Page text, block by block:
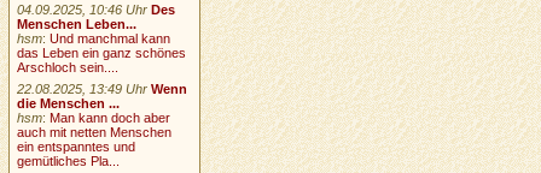
04.09.2025, 10:46 Uhr Des
Menschen Leben...
hsm:Und manchmal kann
das Leben ein ganz schönes
Arschloch sein....
22.08.2025, 13:49 Uhr Wenn
die Menschen ...
hsm:Man kann doch aber
auch mit netten Menschen
ein entspanntes und
gemütliches Pla...